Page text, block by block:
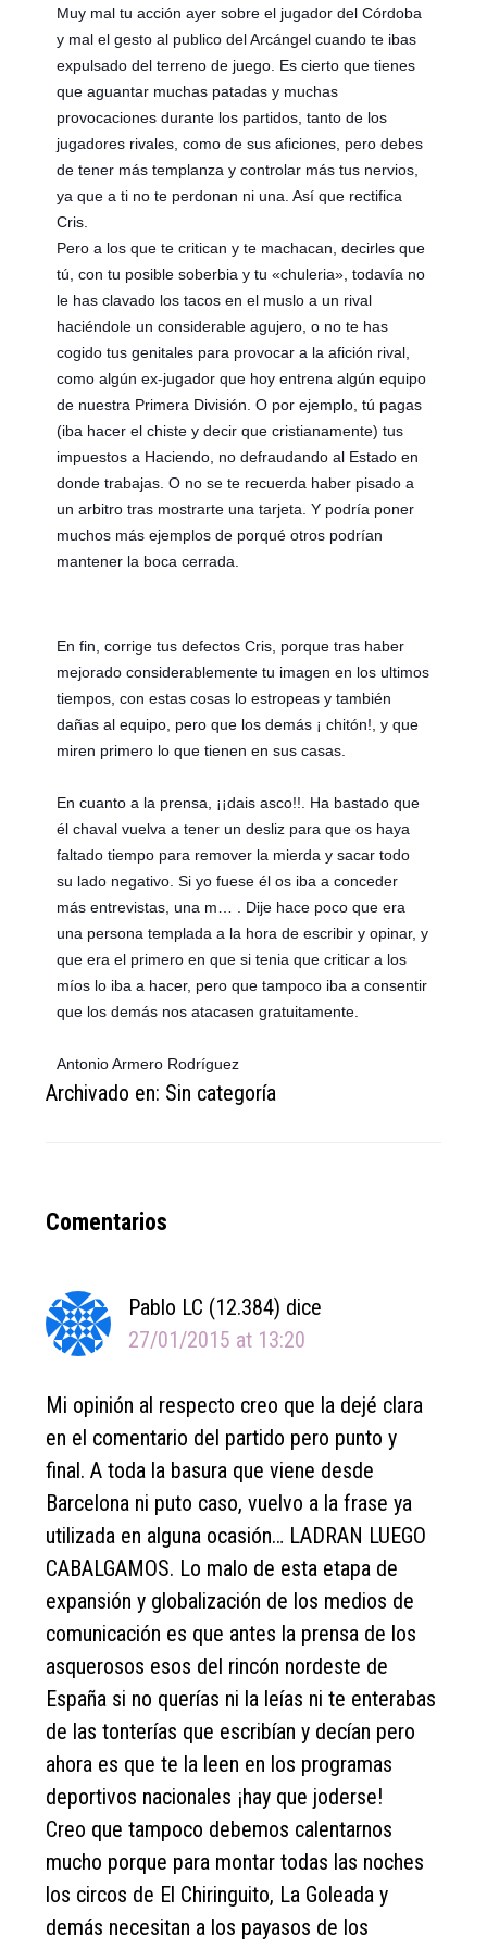
Muy mal tu acción ayer sobre el jugador del Córdoba
y mal el gesto al publico del Arcángel cuando te ibas
expulsado del terreno de juego. Es cierto que tienes
que aguantar muchas patadas y muchas
provocaciones durante los partidos, tanto de los
jugadores rivales, como de sus aficiones, pero debes
de tener más templanza y controlar más tus nervios,
ya que a ti no te perdonan ni una. Así que rectifica
Cris.
Pero a los que te critican y te machacan, decirles que
tú, con tu posible soberbia y tu «chuleria», todavía no
le has clavado los tacos en el muslo a un rival
haciéndole un considerable agujero, o no te has
cogido tus genitales para provocar a la afición rival,
como algún ex-jugador que hoy entrena algún equipo
de nuestra Primera División. O por ejemplo, tú pagas
(iba hacer el chiste y decir que cristianamente) tus
impuestos a Haciendo, no defraudando al Estado en
donde trabajas. O no se te recuerda haber pisado a
un arbitro tras mostrarte una tarjeta. Y podría poner
muchos más ejemplos de porqué otros podrían
mantener la boca cerrada.
En fin, corrige tus defectos Cris, porque tras haber
mejorado considerablemente tu imagen en los ultimos
tiempos, con estas cosas lo estropeas y también
dañas al equipo, pero que los demás ¡ chitón!, y que
miren primero lo que tienen en sus casas.
En cuanto a la prensa, ¡¡dais asco!!. Ha bastado que
él chaval vuelva a tener un desliz para que os haya
faltado tiempo para remover la mierda y sacar todo
su lado negativo. Si yo fuese él os iba a conceder
más entrevistas, una m… . Dije hace poco que era
una persona templada a la hora de escribir y opinar, y
que era el primero en que si tenia que criticar a los
míos lo iba a hacer, pero que tampoco iba a consentir
que los demás nos atacasen gratuitamente.
Antonio Armero Rodríguez
Archivado en: Sin categoría
Reader
Comentarios
Pablo LC (12.384) dice
27/01/2015 at 13:20
Mi opinión al respecto creo que la dejé clara
en el comentario del partido pero punto y
final. A toda la basura que viene desde
Barcelona ni puto caso, vuelvo a la frase ya
utilizada en alguna ocasión… LADRAN LUEGO
CABALGAMOS. Lo malo de esta etapa de
expansión y globalización de los medios de
comunicación es que antes la prensa de los
asquerosos esos del rincón nordeste de
España si no querías ni la leías ni te enterabas
de las tonterías que escribían y decían pero
ahora es que te la leen en los programas
deportivos nacionales ¡hay que joderse!
Creo que tampoco debemos calentarnos
mucho porque para montar todas las noches
los circos de El Chiringuito, La Goleada y
demás necesitan a los payasos de los